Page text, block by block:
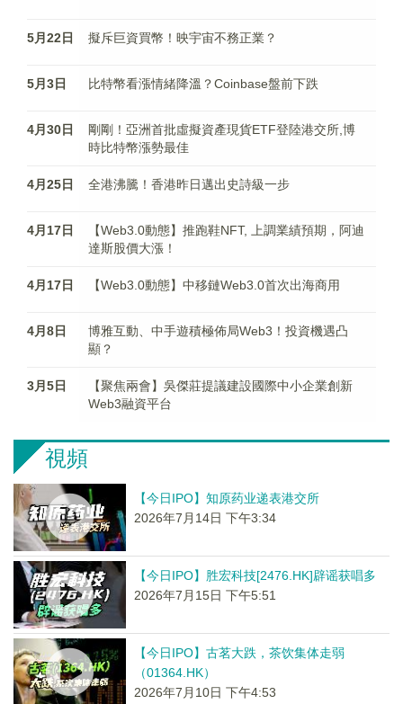
5月22日 擬斥巨資買幣！映宇宙不務正業？
5月3日 比特幣看漲情緒降溫？Coinbase盤前下跌
4月30日
剛剛！亞洲首批虛擬資產現貨ETF登陸港交所,博
時比特幣漲勢最佳
4月25日 全港沸騰！香港昨日邁出史詩級一步
4月17日
【Web3.0動態】推跑鞋NFT, 上調業績預期，阿迪
達斯股價大漲！
4月17日 【Web3.0動態】中移鏈Web3.0首次出海商用
4月8日
博雅互動、中手遊積極佈局Web3！投資機遇凸
顯？
3月5日
【聚焦兩會】吳傑莊提議建設國際中小企業創新
Web3融資平台
視頻
【今日IPO】知原药业递表港交所
2026年7月14日 下午3:34
【今日IPO】胜宏科技[2476.HK]辟谣获唱多
2026年7月15日 下午5:51
【今日IPO】古茗大跌，茶饮集体走弱
（01364.HK）
2026年7月10日 下午4:53